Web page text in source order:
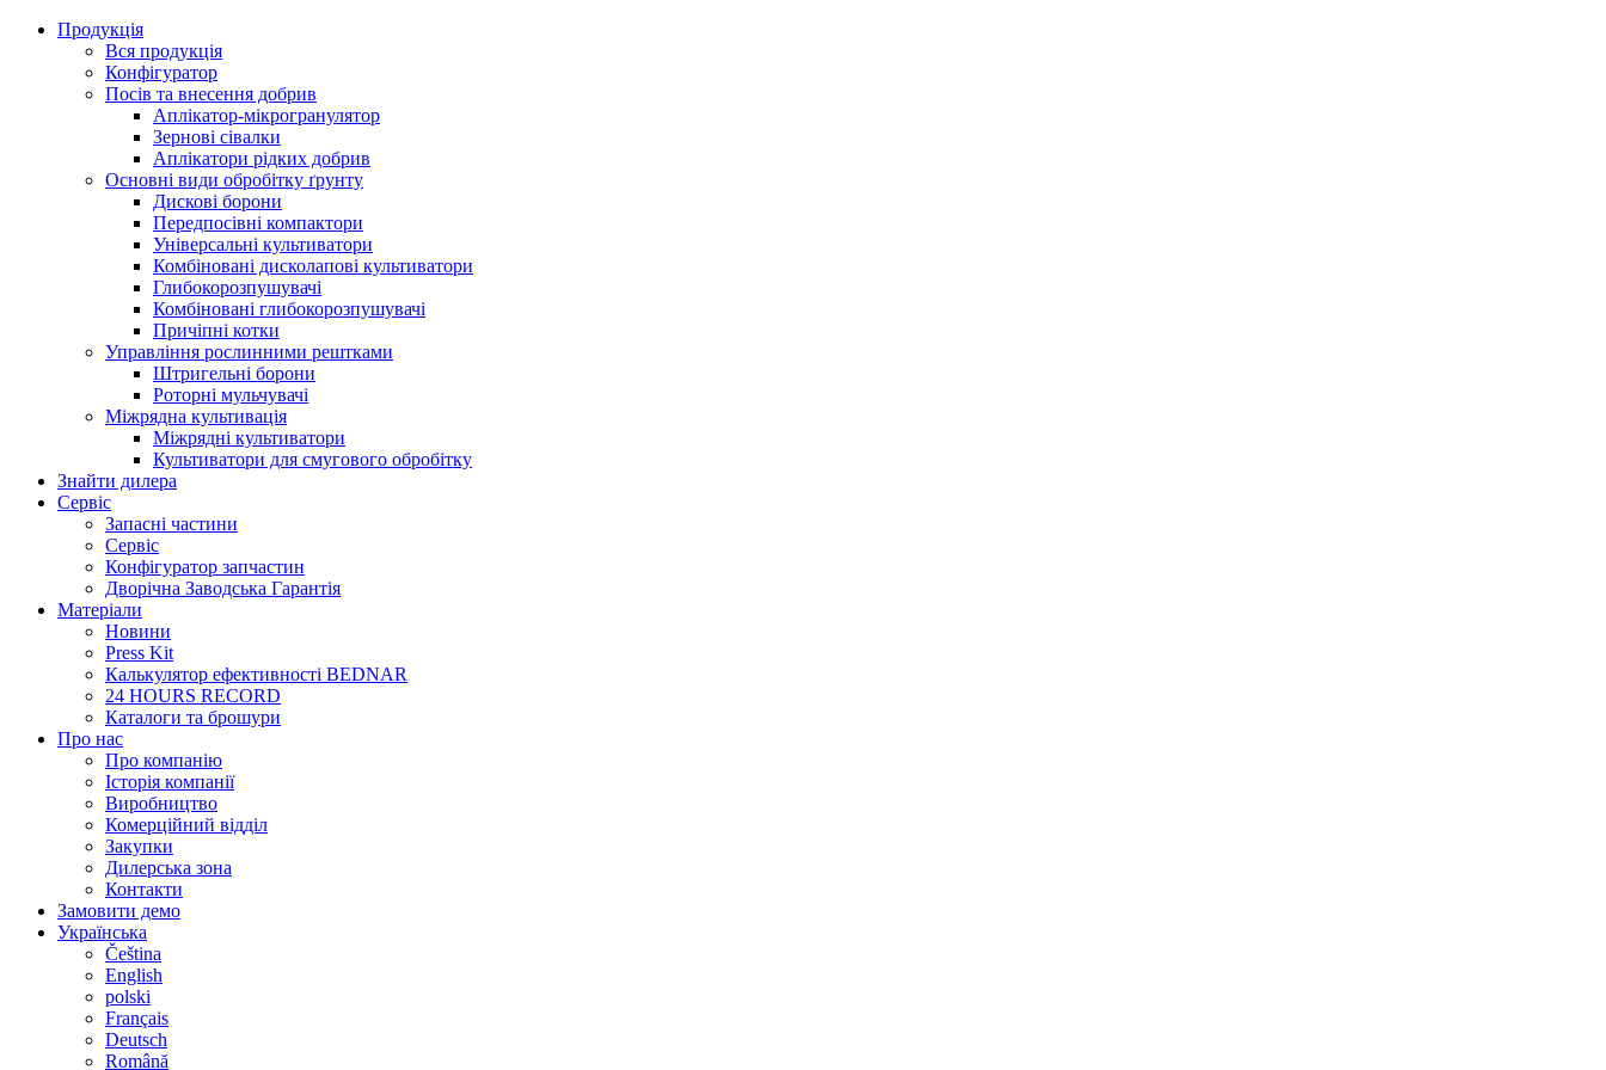
Продукція
Вся продукція
Конфігуратор
Посів та внесення добрив
Аплікатор-мікрогранулятор
Зернові сівалки
Аплікатори рідких добрив
Oсновні види обробітку ґрунту
Дискові борони
Передпосівні компактори
Універсальні культиватори
Комбіновані дисколапові культиватори
Глибокорозпушувачі
Комбіновані глибокорозпушувачі
Причіпні котки
Управління рослинними рештками
Штригельні борони
Pоторні мульчувачі
Міжрядна культивація
Міжрядні культиватори
Культиватори для смугового обробітку
Знайти дилера
Сервіс
Запасні частини
Сервіс
Конфігуратор запчастин
Дворічна Заводська Гарантія
Матеріали
Новини
Press Kit
Калькулятор ефективності BEDNAR
24 HOURS RECORD
Каталоги та брошури
Про нас
Про компанію
Історія компанії
Виробництво
Комерційний відділ
Закупки
Дилерська зона
Контакти
Замовити демо
Українська
Čeština
English
polski
Français
Deutsch
Română